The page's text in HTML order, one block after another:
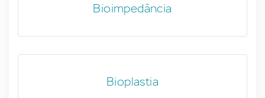
Bioimpedância
Bioplastia